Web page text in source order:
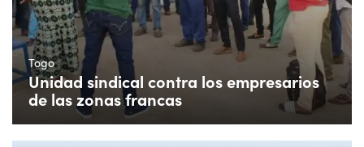
Togo
Unidad sindical contra los empresarios
de las zonas francas